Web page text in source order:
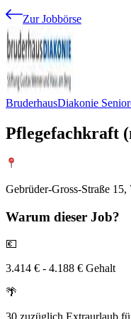
Zur Jobbörse
BruderhausDiakonie
Pflegefachkraft
Gebrüder-Gross-Straße
Warum dieser Job?
💶
3.414 € - 4.188 € Gehalt
🌴